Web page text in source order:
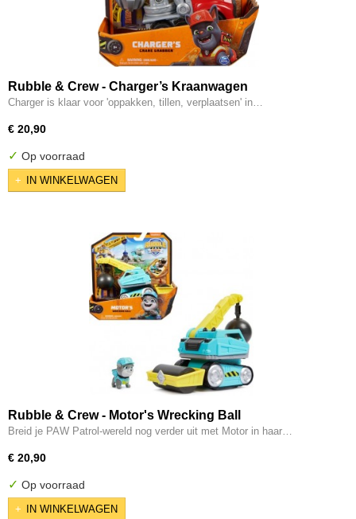
Rubble & Crew - Charger’s Kraanwagen
Charger is klaar voor 'oppakken, tillen, verplaatsen' in…
€ 20,90
✓ Op voorraad
IN WINKELWAGEN
Rubble & Crew - Motor's Wrecking Ball
Breid je PAW Patrol-wereld nog verder uit met Motor in haar…
€ 20,90
✓ Op voorraad
IN WINKELWAGEN